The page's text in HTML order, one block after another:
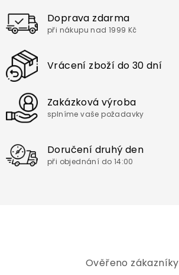
Doprava zdarma
při nákupu nad 1999 Kč
Vrácení zboží do 30 dní
Zakázková výroba
splníme vaše požadavky
Doručení druhý den
při objednání do 14:00
Ověřeno zákazníky